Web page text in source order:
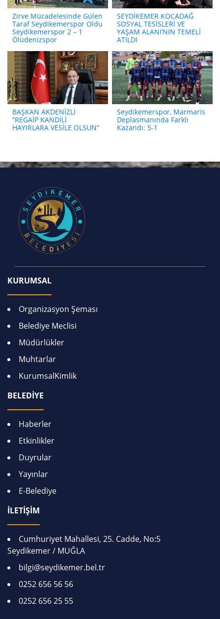
Zirve Mücadelesinde Gülen
Taraf Seydikemerspor Oldu
Seydikemerspor 2 – 1
Ölüdenizspor
SEYDİKEMER KOCADAĞ
SOSYAL TESİSLERİ VE
YAŞAM ALANI’NIN TEMELİ
ATILDI
BAŞKAN AKDENİZLİ
“REGAİP KANDİLİ
HAYIRLARA VESİLE OLSUN”
Seydikemerspor, Marmaris
Deplasmanında Farklı
Kazandı: 5-1
KURUMSAL
Organizasyon Şeması
Belediye Meclisi
Müdürlükler
Muhtarlar
KurumsalKimlik
BELEDİYE
Haberler
Etkinlikler
Duyrular
Yayınlar
E-Belediye
İLETİŞİM
Cumhuriyet Mahallesi, 25. Cadde, No:5
Seydikemer / MUĞLA
bilgi@seydikemer.bel.tr
0252 656 56 56
0252 656 25 55